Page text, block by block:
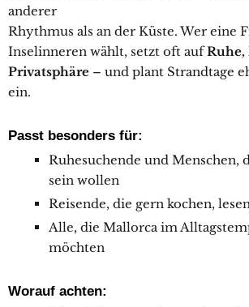
anderer
Rhythmus als an der Küste. Wer eine
Inselinneren wählt, setzt oft aufRuhe,
Privatsphäre – und plant Strandtage
ein.
Passt besonders für:
Ruhesuchende und Menschen,
sein wollen
Reisende, die gern kochen,
Alle, die Mallorca im
möchten
Worauf achten: